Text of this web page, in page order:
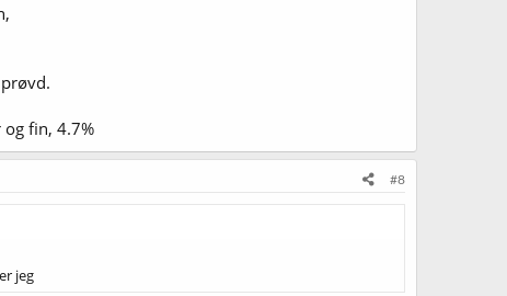
fin, 4.7%
#8
jeg